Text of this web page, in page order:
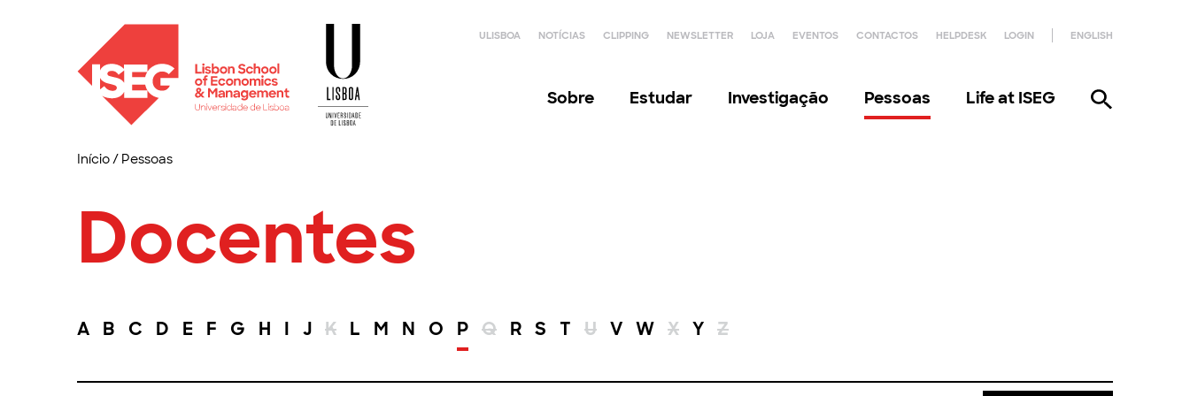
ULISBOA NOTÍCIAS CLIPPING NEWSLETTER LOJA EVENTOS CONTACTOS HELPDESK LOGIN ENGLISH
Sobre Estudar Investigação Pessoas Life at ISEG
Início/ Pessoas
Docentes
A B C D E F G H I J K L M N O P Q R S T U V W X Y Z